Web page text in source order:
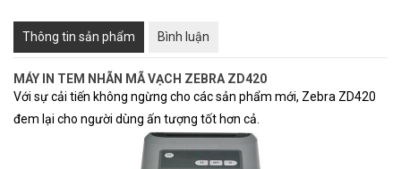
Thông tin sản phẩm Bình luận
MÁY IN TEM NHÃN MÃ VẠCH ZEBRA ZD420
Với sự cải tiến không ngừng cho các sản phẩm mới, Zebra ZD420
đem lại cho người dùng ấn tượng tốt hơn cả.